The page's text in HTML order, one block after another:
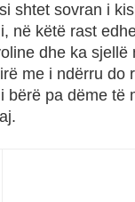
shtet sovran i
në këtë rast
dhe ka sjellë
me i ndërru do
bërë pa dëme të